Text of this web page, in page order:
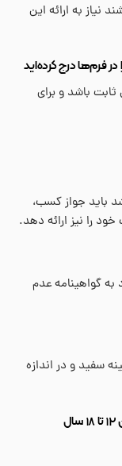
نیاز به ارائه این
فرم‌ها درج کرده‌اید
باشد و برای
باید جواز کسب،
را نیز ارائه دهد.
خود به گواهینامه عدم
سفید و در اندازه